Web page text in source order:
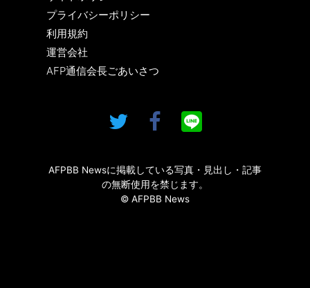
プライバシーポリシー
利用規約
運営会社
AFP通信会長ごあいさつ
AFPBB Newsに掲載している写真・見出し・記事
の無断使用を禁じます。
© AFPBB News